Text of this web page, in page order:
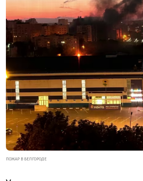
ПОЖАР В БЕЛГОРОДЕ